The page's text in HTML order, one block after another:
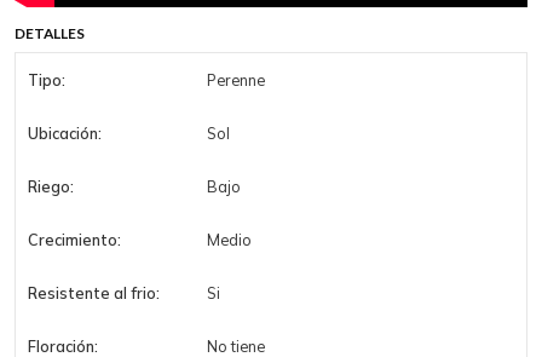
DETALLES
Tipo: Perenne
Ubicación: Sol
Riego: Bajo
Crecimiento: Medio
Resistente al frio: Si
Floración: No tiene